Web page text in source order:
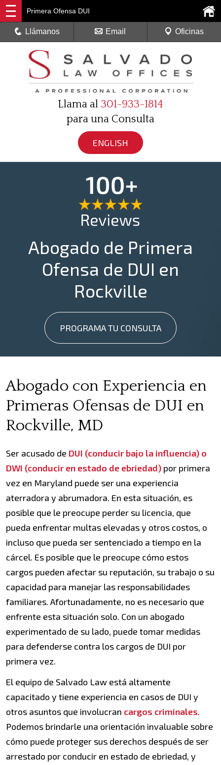
Llama al 301-933-1814
para una Consulta
ENGLISH
Primera Ofensa DUI
Llámanos Email Oficinas
Abogado de Primera
Ofensa de DUI en
Rockville
PROGRAMA TU CONSULTA
Abogado con Experiencia en
Primeras Ofensas de DUI en
Rockville, MD
Ser acusado de DUI (conducir bajo la influencia) o
DWI (conducir en estado de ebriedad) por primera
vez en Maryland puede ser una experiencia
aterradora y abrumadora. En esta situación, es
posible que le preocupe perder su licencia, que
pueda enfrentar multas elevadas y otros costos, o
incluso que pueda ser sentenciado a tiempo en la
cárcel. Es posible que le preocupe cómo estos
cargos pueden afectar su reputación, su trabajo o su
capacidad para manejar las responsabilidades
familiares. Afortunadamente, no es necesario que
enfrente esta situación solo. Con un abogado
experimentado de su lado, puede tomar medidas
para defenderse contra los cargos de DUI por
primera vez.
El equipo de Salvado Law está altamente
capacitado y tiene experiencia en casos de DUI y
otros asuntos que involucran cargos criminales.
Podemos brindarle una orientación invaluable sobre
cómo puede proteger sus derechos después de ser
arrestado por conducir en estado de ebriedad, y